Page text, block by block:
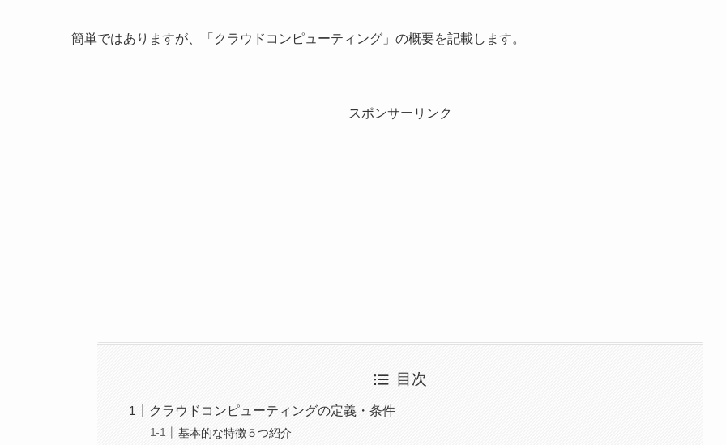
簡単ではありますが、「クラウドコンピューティング」の概要を記載します。
スポンサーリンク
目次
クラウドコンピューティングの定義・条件
基本的な特徴５つ紹介